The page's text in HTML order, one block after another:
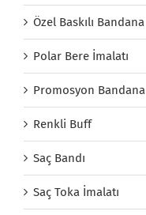
Özel Baskılı Bandana
Polar Bere İmalatı
Promosyon Bandana
Renkli Buff
Saç Bandı
Saç Toka İmalatı